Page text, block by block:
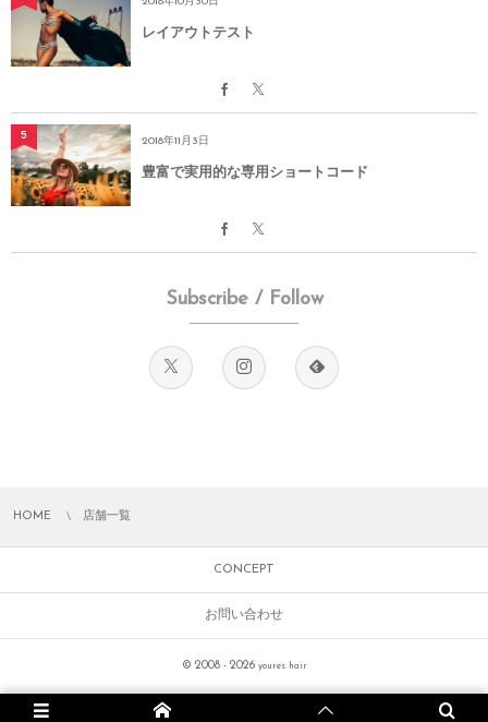
レイアウトテスト
2018年11月3日
豊富で実用的な専用ショートコード
5
Subscribe / Follow
HOME 店舗一覧
CONCEPT
お問い合わせ
© 2008 - 2026 youres hair